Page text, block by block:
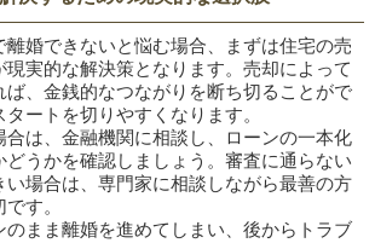
婚できないと悩む場合、まずは住宅の売
実的な解決策となります。売却によって
ば、金銭的なつながりを断ち切ることがで
ートを切りやすくなります。
合は、金融機関に相談し、ローンの一本化
うかを確認しましょう。審査に通らない
い場合は、専門家に相談しながら最善の方
す。
のまま離婚を進めてしまい、後からトラブ